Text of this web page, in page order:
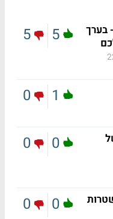
בערך
5
5
1
0
0
0
0
0